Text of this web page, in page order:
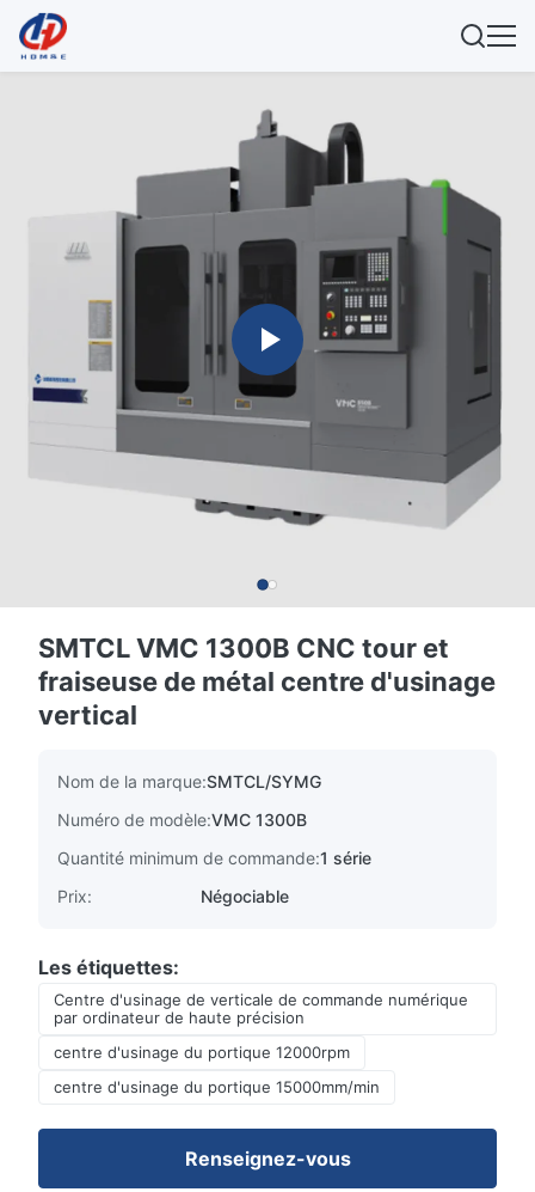
SMTCL VMC 1300B CNC tour et
fraiseuse de métal centre d'usinage
vertical
Nom de la marque:SMTCL/SYMG
Numéro de modèle:VMC 1300B
Quantité minimum de commande:1 série
Prix:
Négociable
Les étiquettes:
Centre d'usinage de verticale de commande numérique
par ordinateur de haute précision
centre d'usinage du portique 12000rpm
centre d'usinage du portique 15000mm/min
Renseignez-vous